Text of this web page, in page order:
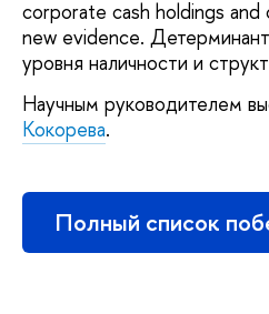
corporate cash holdings
new evidence.
уровня наличности и
Научным руководителем
Кокорева.
Полный список